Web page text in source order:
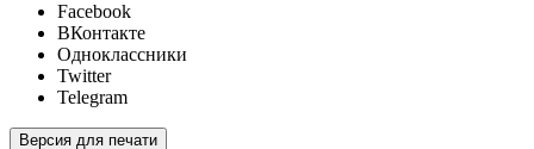
Facebook
ВКонтакте
Одноклассники
Twitter
Telegram
Версия для печати